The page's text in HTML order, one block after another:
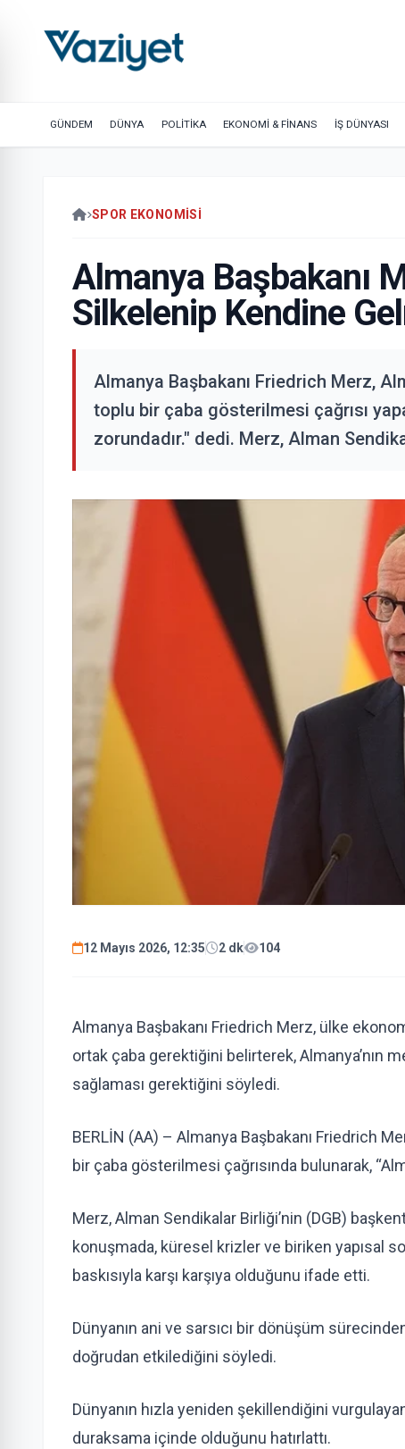
GÜNDEM DÜNYA POLİTİKA EKONOMİ & FİNANS İŞ DÜNYASI
SPOR EKONOMISI
Almanya Başbakanı
Silkelenip Kendine
Almanya Başbakanı Friedrich Merz,
toplu bir çaba gösterilmesi çağrısı
zorundadır." dedi. Merz, Alman
12 Mayıs 2026, 12:35 2 dk 104
Almanya Başbakanı Friedrich Merz, ülke
ortak çaba gerektiğini belirterek, Almanya’nın
sağlaması gerektiğini söyledi.
BERLİN (AA) – Almanya Başbakanı Friedrich
bir çaba gösterilmesi çağrısında bulunarak,
Merz, Alman Sendikalar Birliği’nin (DGB)
konuşmada, küresel krizler ve biriken yapısal
baskısıyla karşı karşıya olduğunu ifade etti.
Dünyanın ani ve sarsıcı bir dönüşüm
doğrudan etkilediğini söyledi.
Dünyanın hızla yeniden şekillendiğini
duraksama içinde olduğunu hatırlattı.